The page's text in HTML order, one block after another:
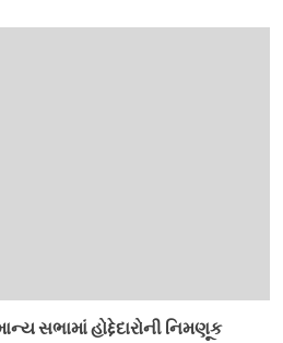
સભામાં હોદ્દેદારોની નિમણૂક